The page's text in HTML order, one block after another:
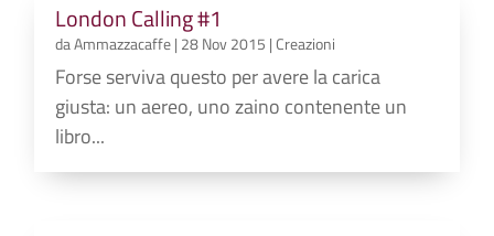
London Calling #1
daAmmazzacaffe| 28 Nov 2015 |Creazioni
Forse serviva questo per avere la carica
giusta: un aereo, uno zaino contenente un
libro...